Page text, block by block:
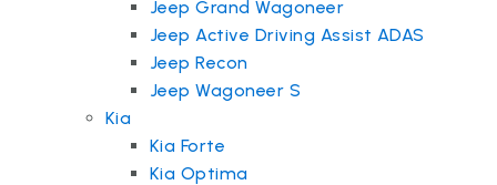
Jeep Grand Wagoneer
Jeep Active Driving Assist ADAS
Jeep Recon
Jeep Wagoneer S
Kia
Kia Forte
Kia Optima